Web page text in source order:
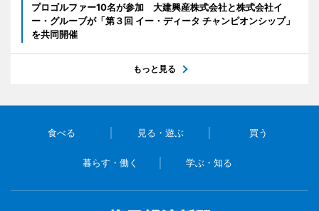
プロゴルファー10名が参加 大建興産株式会社と株式会社イ
ー・グルーブが「第３回 イー・ディータ チャンピオンシップ」
を共同開催
もっと見る
食べる 見る・遊ぶ 買う
暮らす・働く 学ぶ・知る